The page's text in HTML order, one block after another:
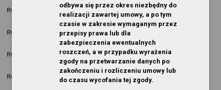
ROK 2026
2026-02-23
14:42:28
Jakub Kasprzyk
ROK 2025
2026-02-06
14:20:11
Jakub Kasprzyk
ROK 2025
2026-02-06
14:20:05
Jakub Kasprzyk nowa pozycja
ROK 2025
2026-02-06
14:19:56
Jakub Kasprzyk
odbywa się przez okres niezbędny do
realizacji zawartej umowy, a po tym
czasie w zakresie wymaganym przez
przepisy prawa lub dla
zabezpieczenia ewentualnych
roszczeń, a w przypadku wyrażenia
zgody na przetwarzanie danych po
zakończeniu i rozliczeniu umowy lub
do czasu wycofania tej zgody.